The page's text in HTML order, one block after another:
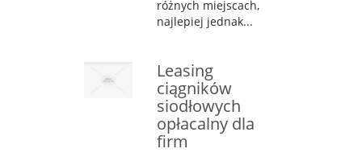
różnych miejscach,
najlepiej jednak...
Leasing
ciągników
siodłowych
opłacalny dla
firm